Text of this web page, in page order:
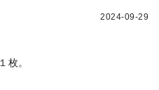
2024-09-29
枚。